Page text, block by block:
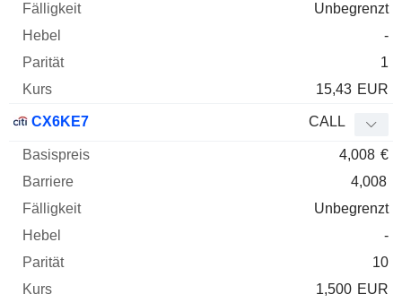
Unbegrenzt
-
1
15,43 EUR
CX6KE7 CALL
4,008 €
4,008
Unbegrenzt
-
10
1,500 EUR